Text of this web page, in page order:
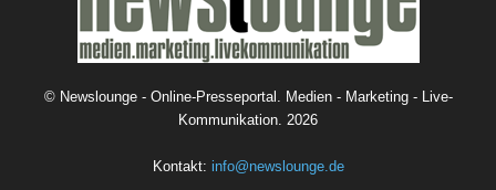
© Newslounge - Online-Presseportal. Medien - Marketing - Live-
Kommunikation. 2026
Kontakt: info@newslounge.de